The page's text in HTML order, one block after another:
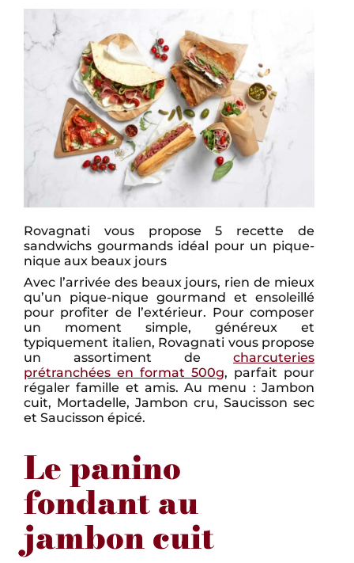
Rovagnati vous propose 5 recette de
sandwichs gourmands idéal pour un pique-
nique aux beaux jours
Avec l’arrivée des beaux jours, rien de mieux
qu’un pique-nique gourmand et ensoleillé
pour profiter de l’extérieur. Pour composer
un moment simple, généreux et
typiquement italien, Rovagnati vous propose
un assortiment de charcuteries
prétranchées en format 500g, parfait pour
régaler famille et amis. Au menu : Jambon
cuit, Mortadelle, Jambon cru, Saucisson sec
et Saucisson épicé.
Le panino
fondant au
jambon cuit